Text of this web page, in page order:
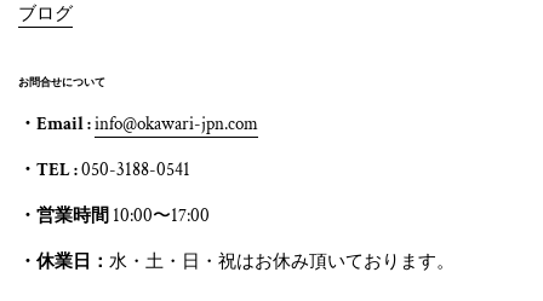
ブログ
お問合せについて
・Email :info@okawari-jpn.com
・TEL :050-3188-0541
・営業時間 10:00〜17:00
・休業日： 水・土・日・祝はお休み頂いております。